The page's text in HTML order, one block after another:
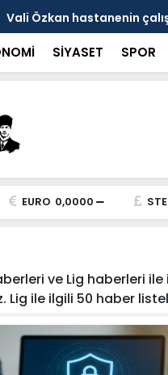
Karaarslan'dan UMKE'ye
SİYASET SPOR
EURO 0,0000
ve Lig haberleri
Lig ile ilgili 50 haber